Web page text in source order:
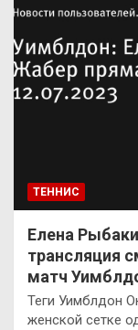
ТЕННИС
Елена
трансляция
матч
Теги Уимблдон
женской сетке